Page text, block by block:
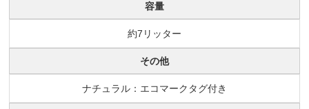
容量
約7リッター
その他
ナチュラル：エコマークタグ付き